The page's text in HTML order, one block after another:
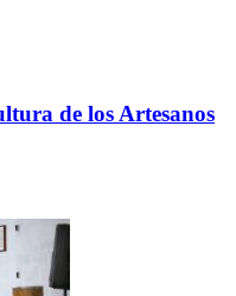
de los Artesanos